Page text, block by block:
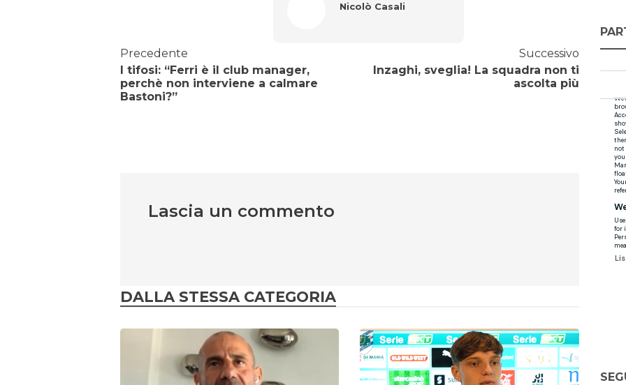
Nicolò Casali
Precedente
I tifosi: “Ferri è il club manager,
perchè non interviene a calmare
Bastoni?”
Successivo
Inzaghi, sveglia! La squadra non ti
ascolta più
Lascia un commento
DALLA STESSA CATEGORIA